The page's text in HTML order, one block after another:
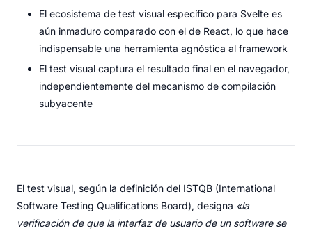
El ecosistema de test visual específico para Svelte es
aún inmaduro comparado con el de React, lo que hace
indispensable una herramienta agnóstica al framework
El test visual captura el resultado final en el navegador,
independientemente del mecanismo de compilación
subyacente
El test visual, según la definición del ISTQB (International
Software Testing Qualifications Board), designa «la
verificación de que la interfaz de usuario de un software se